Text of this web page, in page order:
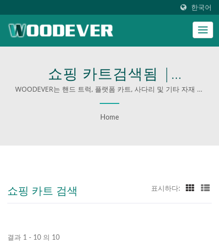
한국어
쇼핑 카트검색됨 |
WOODEVER의 전문 핸드 트
럭 및 플랫폼 카트로 운영을
WOODEVER는 핸드 트럭, 플랫폼 카트, 사다리 및 기타 자재 취
급 장비의 제조업체이자 공급업체입니다. 우리의 제품은 주로
강철, 스테인리스 스틸 또는 알루미늄으로 제작되며, 하중 용량
Home
쇼핑 카트 검색 표시하다:
결과 1 - 10 의 10